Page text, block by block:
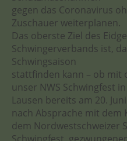
gegen das Coronavirus
Zuschauer weiterplanen.
Das oberste Ziel des
Schwingerverbands ist,
Schwingsaison
stattfinden kann – ob mit
unser NWS Schwingfest in
Lausen bereits am 20.
nach Absprache mit dem
dem Nordwestschweizer